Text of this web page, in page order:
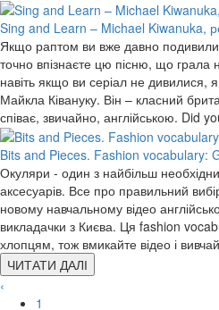
Sing and Learn – Michael Kiwanuka,
Якщо раптом ви вже давно
точно впізнаєте цю пісню, що грала
навіть якщо ви серіал не
Майкла Ківануку. Він – класний
співає, звичайно, англійською. Did
Bits and Pieces. Fashion vocabulary:
Окуляри - один з найбільш
аксесуарів. Все про правильний
новому навчальному відео
викладачки з Києва. Ця fashion
хлопцям, тож вмикайте відео і
ЧИТАТИ ДАЛІ
‹
1